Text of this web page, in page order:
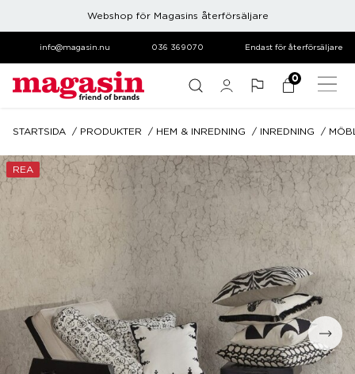
Webshop för Magasins återförsäljare
info@magasin.nu 036 369070 Endast för återförsäljare
0
STARTSIDA PRODUKTER HEM & INREDNING INREDNING
REA